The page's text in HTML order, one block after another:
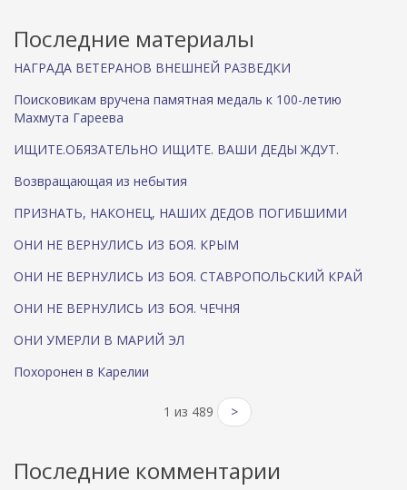
Последние материалы
НАГРАДА ВЕТЕРАНОВ ВНЕШНЕЙ РАЗВЕДКИ
Поисковикам вручена памятная медаль к 100-летию
Махмута Гареева
ИЩИТЕ.ОБЯЗАТЕЛЬНО ИЩИТЕ. ВАШИ ДЕДЫ ЖДУТ.
Возвращающая из небытия
ПРИЗНАТЬ, НАКОНЕЦ, НАШИХ ДЕДОВ ПОГИБШИМИ
ОНИ НЕ ВЕРНУЛИСЬ ИЗ БОЯ. КРЫМ
ОНИ НЕ ВЕРНУЛИСЬ ИЗ БОЯ. СТАВРОПОЛЬСКИЙ КРАЙ
ОНИ НЕ ВЕРНУЛИСЬ ИЗ БОЯ. ЧЕЧНЯ
ОНИ УМЕРЛИ В МАРИЙ ЭЛ
Похоронен в Карелии
1 из 489 >
Последние комментарии